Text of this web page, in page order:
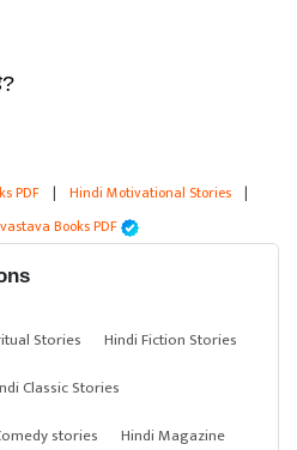
PDF | Hindi Motivational Stories |
Books PDF
Stories
Hindi Fiction Stories
Classic Stories
stories
Hindi Magazine